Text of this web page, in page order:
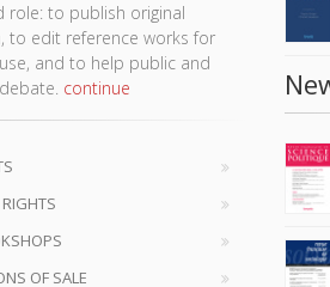
role: to publish original
to edit reference works for
and to help public and
continue
OF SALE